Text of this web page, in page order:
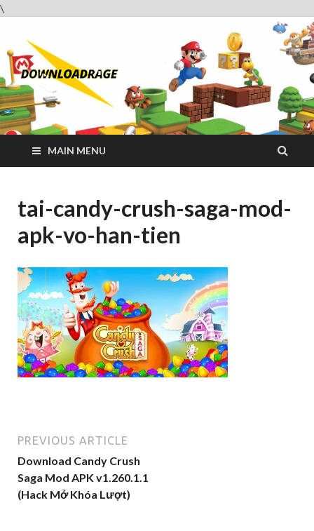
\
Website tải phần mềm nhanh và miễn phí
MAIN MENU
tai-candy-crush-saga-mod-
apk-vo-han-tien
PREVIOUS ARTICLE
Download Candy Crush
Saga Mod APK v1.260.1.1
(Hack Mở Khóa Lượt)